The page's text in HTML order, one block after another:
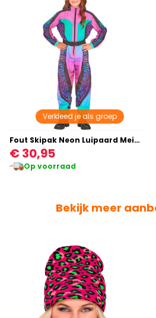
Verkleed je als groep
Fout Skipak Neon Luipaard Meisjes
€ 30,95
Op voorraad
Bekijk meer